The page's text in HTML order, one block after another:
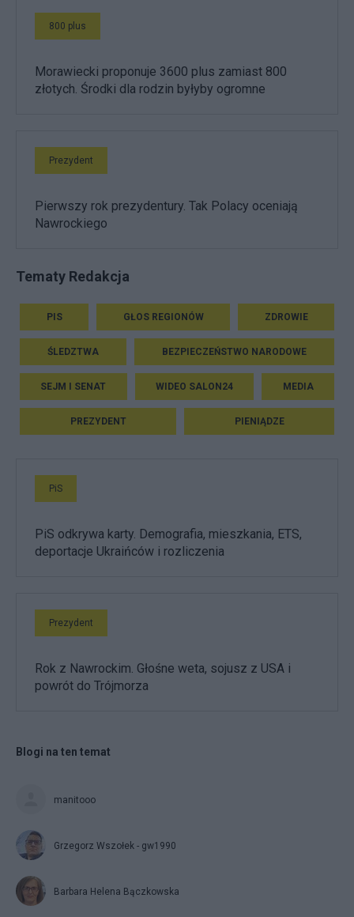
800 plus
Morawiecki proponuje 3600 plus zamiast 800
złotych. Środki dla rodzin byłyby ogromne
Prezydent
Pierwszy rok prezydentury. Tak Polacy oceniają
Nawrockiego
Tematy Redakcja
PIS GŁOS REGIONÓW ZDROWIE
ŚLEDZTWA BEZPIECZEŃSTWO NARODOWE
SEJM I SENAT WIDEO SALON24 MEDIA
PREZYDENT PIENIĄDZE
PiS
PiS odkrywa karty. Demografia, mieszkania, ETS,
deportacje Ukraińców i rozliczenia
Prezydent
Rok z Nawrockim. Głośne weta, sojusz z USA i
powrót do Trójmorza
Blogi na ten temat
manitooo
Grzegorz Wszołek - gw1990
Barbara Helena Bączkowska